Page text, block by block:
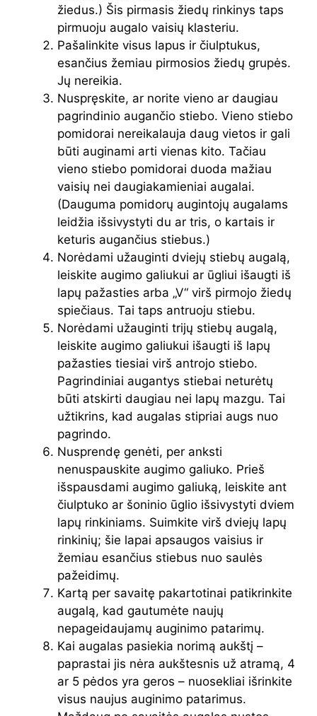
žiedus.) Šis pirmasis žiedų rinkinys taps
pirmuoju augalo vaisių klasteriu.
Pašalinkite visus lapus ir čiulptukus,
esančius žemiau pirmosios žiedų grupės.
Jų nereikia.
Nuspręskite, ar norite vieno ar daugiau
pagrindinio augančio stiebo. Vieno stiebo
pomidorai nereikalauja daug vietos ir gali
būti auginami arti vienas kito. Tačiau
vieno stiebo pomidorai duoda mažiau
vaisių nei daugiakamieniai augalai.
(Dauguma pomidorų augintojų augalams
leidžia išsivystyti du ar tris, o kartais ir
keturis augančius stiebus.)
Norėdami užauginti dviejų stiebų augalą,
leiskite augimo galiukui ar ūgliui išaugti iš
lapų pažasties arba „V“ virš pirmojo žiedų
spiečiaus. Tai taps antruoju stiebu.
Norėdami užauginti trijų stiebų augalą,
leiskite augimo galiukui išaugti iš lapų
pažasties tiesiai virš antrojo stiebo.
Pagrindiniai augantys stiebai neturėtų
būti atskirti daugiau nei lapų mazgu. Tai
užtikrins, kad augalas stipriai augs nuo
pagrindo.
Nusprendę genėti, per anksti
nenuspauskite augimo galiuko. Prieš
išspausdami augimo galiuką, leiskite ant
čiulptuko ar šoninio ūglio išsivystyti dviem
lapų rinkiniams. Suimkite virš dviejų lapų
rinkinių; šie lapai apsaugos vaisius ir
žemiau esančius stiebus nuo saulės
pažeidimų.
Kartą per savaitę pakartotinai patikrinkite
augalą, kad gautumėte naujų
nepageidaujamų auginimo patarimų.
Kai augalas pasiekia norimą aukštį –
paprastai jis nėra aukštesnis už atramą, 4
ar 5 pėdos yra geros – nuosekliai išrinkite
visus naujus auginimo patarimus.